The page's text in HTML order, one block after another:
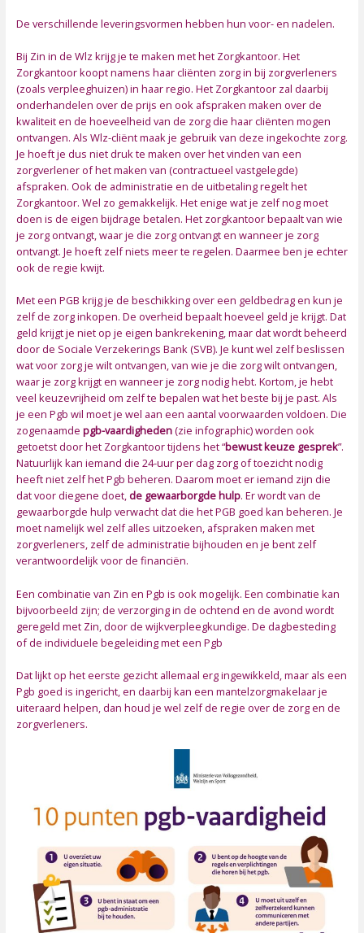
De verschillende leveringsvormen hebben hun voor- en nadelen.
Bij Zin in de Wlz krijg je te maken met het Zorgkantoor. Het
Zorgkantoor koopt namens haar cliënten zorg in bij zorgverleners
(zoals verpleeghuizen) in haar regio. Het Zorgkantoor zal daarbij
onderhandelen over de prijs en ook afspraken maken over de
kwaliteit en de hoeveelheid van de zorg die haar cliënten mogen
ontvangen. Als Wlz-cliënt maak je gebruik van deze ingekochte zorg.
Je hoeft je dus niet druk te maken over het vinden van een
zorgverlener of het maken van (contractueel vastgelegde)
afspraken. Ook de administratie en de uitbetaling regelt het
Zorgkantoor. Wel zo gemakkelijk. Het enige wat je zelf nog moet
doen is de eigen bijdrage betalen. Het zorgkantoor bepaalt van wie
je zorg ontvangt, waar je die zorg ontvangt en wanneer je zorg
ontvangt. Je hoeft zelf niets meer te regelen. Daarmee ben je echter
ook de regie kwijt.
Met een PGB krijg je de beschikking over een geldbedrag en kun je
zelf de zorg inkopen. De overheid bepaalt hoeveel geld je krijgt. Dat
geld krijgt je niet op je eigen bankrekening, maar dat wordt beheerd
door de Sociale Verzekerings Bank (SVB). Je kunt wel zelf beslissen
wat voor zorg je wilt ontvangen, van wie je die zorg wilt ontvangen,
waar je zorg krijgt en wanneer je zorg nodig hebt. Kortom, je hebt
veel keuzevrijheid om zelf te bepalen wat het beste bij je past. Als
je een Pgb wil moet je wel aan een aantal voorwaarden voldoen. Die
zogenaamde pgb-vaardigheden(zie infographic) worden ook
getoetst door het Zorgkantoor tijdens het “bewust keuze gesprek”.
Natuurlijk kan iemand die 24-uur per dag zorg of toezicht nodig
heeft niet zelf het Pgb beheren. Daarom moet er iemand zijn die
dat voor diegene doet, de gewaarborgde hulp. Er wordt van de
gewaarborgde hulp verwacht dat die het PGB goed kan beheren. Je
moet namelijk wel zelf alles uitzoeken, afspraken maken met
zorgverleners, zelf de administratie bijhouden en je bent zelf
verantwoordelijk voor de financiën.
Een combinatie van Zin en Pgb is ook mogelijk. Een combinatie kan
bijvoorbeeld zijn; de verzorging in de ochtend en de avond wordt
geregeld met Zin, door de wijkverpleegkundige. De dagbesteding
of de individuele begeleiding met een Pgb
Dat lijkt op het eerste gezicht allemaal erg ingewikkeld, maar als een
Pgb goed is ingericht, en daarbij kan een mantelzorgmakelaar je
uiteraard helpen, dan houd je wel zelf de regie over de zorg en de
zorgverleners.